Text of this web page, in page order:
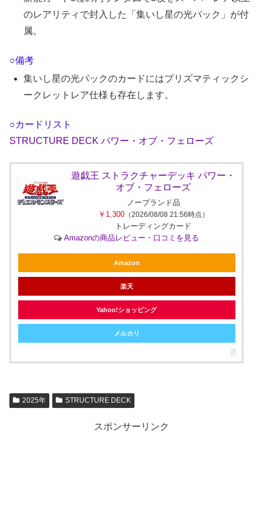
のレアリティで封入した「集いし星の光パック」が付
属。
○備考
集いし星の光パックのカードにはプリズマティックシ
ークレットレア仕様も存在します。
○カードリスト
STRUCTURE DECK パワー・オブ・フェローズ
遊︎戯︎王 ストラクチャーデッキ パワー・
オブ・フェローズ
ノーブランド品
￥1,300（2026/08/08 21:56時点）
トレーディングカード
Amazonの商品レビュー・口コミを見る
Amazon
楽天
Yahoo!ショッピング
メルカリ
2025年 STRUCTURE DECK
スポンサーリンク